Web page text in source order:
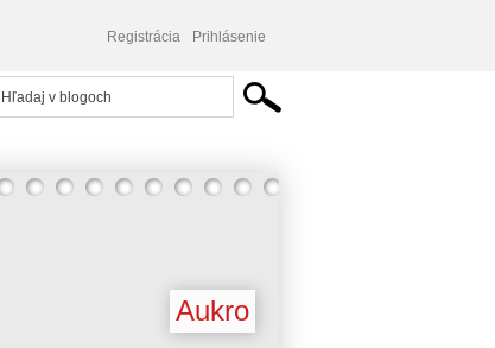
Registrácia Prihlásenie
Aukro